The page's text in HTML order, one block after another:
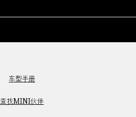
车型手册
查找MINI伙伴